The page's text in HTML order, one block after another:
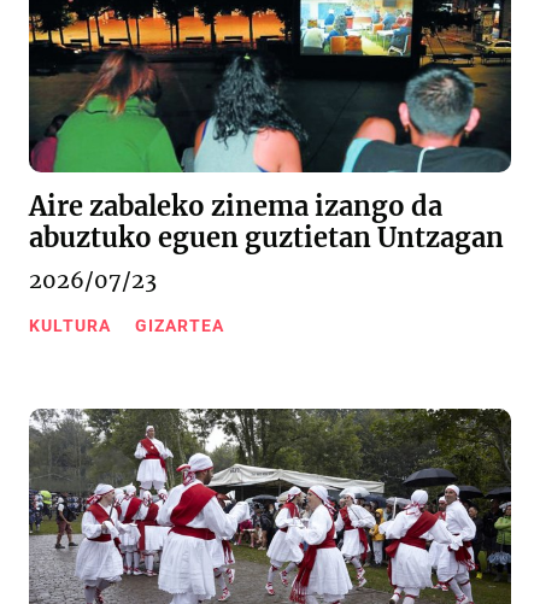
Aire zabaleko zinema izango da
abuztuko eguen guztietan Untzagan
2026/07/23
KULTURA GIZARTEA